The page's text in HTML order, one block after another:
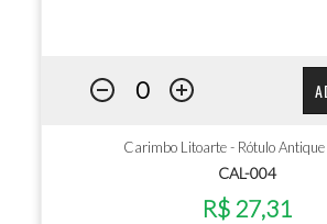
Carimbo Litoarte - Rótulo
CAL-004
R$ 27,31